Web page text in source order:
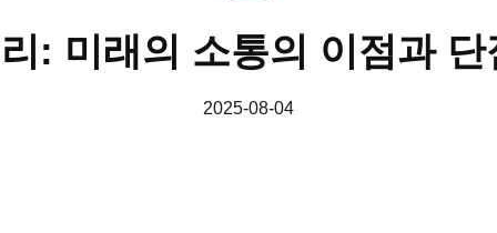
: 미래의 소통의 이점과 단
2025-08-04